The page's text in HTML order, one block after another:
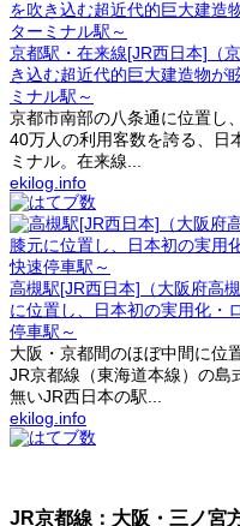
京都駅・在来線[JR西日本]（
き込む超近代的巨大建造物が
ミナル駅～
京都市南部の八条通に位置し
40万人の利用客数を誇る、日
ミナル。在来線...
ekilog.info
高槻駅[JR西日本]（大阪府高
に位置し、日本初の実用化・
停車駅～
大阪・京都間のほぼ中間に位
JR京都線（東海道本線）の島
無いJR西日本の駅...
ekilog.info
JR京都線：大阪・三ノ宮